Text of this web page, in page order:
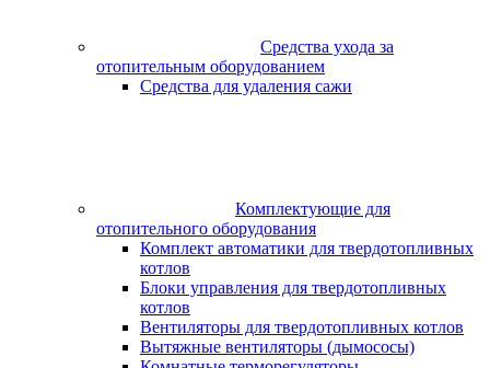
Средства ухода за
отопительным оборудованием
Средства для удаления сажи
Комплектующие для
отопительного оборудования
Комплект автоматики для твердотопливных
котлов
Блоки управления для твердотопливных
котлов
Вентиляторы для твердотопливных котлов
Вытяжные вентиляторы (дымососы)